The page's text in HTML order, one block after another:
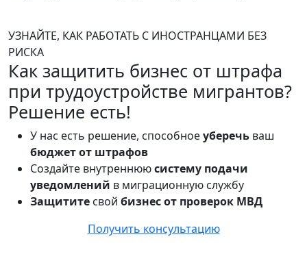
УЗНАЙТЕ, КАК РАБОТАТЬ С ИНОСТРАНЦАМИ БЕЗ
РИСКА
Как защитить бизнес от штрафа
при трудоустройстве мигрантов?
Решение есть!
У нас есть решение, способноеуберечь ваш
бюджет от штрафов
Создайте внутреннююсистему подачи
уведомлений в миграционную службу
Защитите свой бизнесот проверок МВД
Получить консультацию